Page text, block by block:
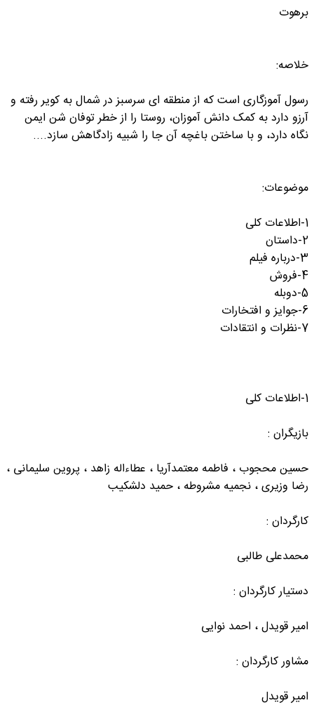
برهوت
خلاصه:
رسول آموزگاری است که از منطقه ای سرسبز در شمال به کویر رفته و
آرزو دارد به کمک دانش آموزان، روستا را از خطر توفان شن ایمن
نگاه دارد، و با ساختن باغچه آن جا را شبیه زادگاهش سازد....
موضوعات:
1-اطلاعات کلی
2-داستان
3-درباره فیلم
4-فروش
5-دوبله
6-جوایز و افتخارات
7-نظرات و انتقادات
1-اطلاعات کلی
بازیگران :
حسین محجوب ، فاطمه معتمدآریا ، عطاءاله زاهد ، پروین سلیمانی ،
رضا وزیری ، نجمیه مشروطه ، حمید دلشکیب
کارگردان :
محمدعلی طالبی
دستیار کارگردان :
امیر قویدل ، احمد نوایی
مشاور کارگردان :
امیر قویدل